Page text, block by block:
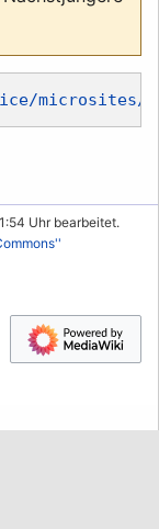
microsites/
Uhr bearbeitet.